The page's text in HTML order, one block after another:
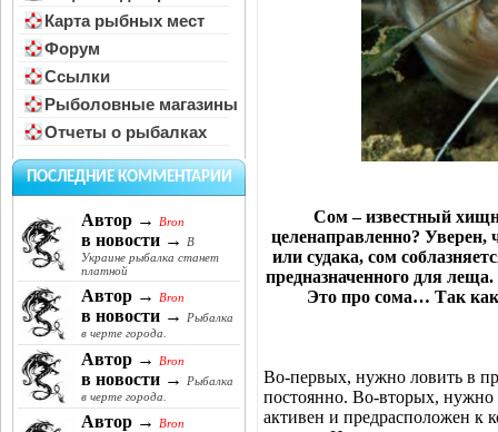
Карта рыбных мест
Форум
Ссылки
Рыболовные магазины
Отчеты о рыбалках
ПОСЛЕДНИЕ КОММЕНТАРИИ
Автор → Bron
в новости →
В
Украине рыбалка станет
платной
Автор → Bron
в новости →
Рыбалка
в черте города.
Автор → Bron
в новости →
Рыбалка
в черте города.
Автор → Bron
Сом – известный
целенаправленно? Уверен,
или судака, сом
предназначенного для
Это про сома… Так
Во-первых, нужно ловить в
постоянно. Во-вторых, нужно
активен и предрасположен к